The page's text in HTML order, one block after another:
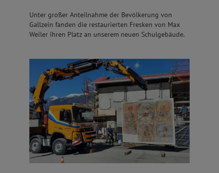
Unter großer Anteilnahme der Bevölkerung von
Gallzein fanden die restaurierten Fresken von Max
Weiler ihren Platz an unserem neuen Schulgebäude.